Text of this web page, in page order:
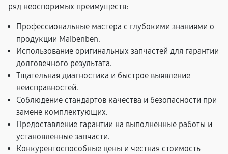
ряд неоспоримых преимуществ:
Профессиональные мастера с глубокими знаниями о
продукции Maibenben.
Использование оригинальных запчастей для гарантии
долговечного результата.
Тщательная диагностика и быстрое выявление
неисправностей.
Соблюдение стандартов качества и безопасности при
замене комплектующих.
Предоставление гарантии на выполненные работы и
установленные запчасти.
Конкурентоспособные цены и честная стоимость